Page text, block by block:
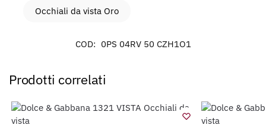
Occhiali da vista Oro
COD: 0PS 04RV 50 CZH1O1
Prodotti correlati